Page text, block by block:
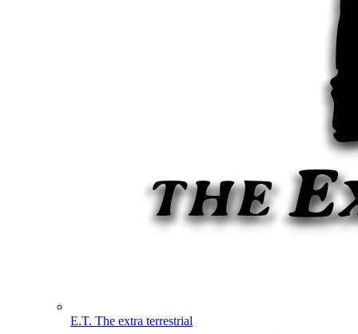
E.T. The extra terrestrial